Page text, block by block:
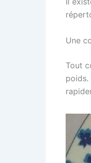
Une
Tout
poids.